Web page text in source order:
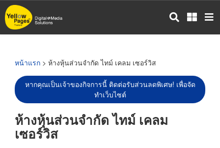
ข้าม
ไป
หน้าแรก > ห้างหุ้นส่วนจำกัด ไทม์ เคลม เซอร์วิส
หากคุณเป็นเจ้าของกิจการนี้ ติดต่อรับส่วนลดพิเศษ! เพื่อจัด
ทำเว็บไซต์
ห้างหุ้นส่วนจำกัด ไทม์ เคลม
เซอร์วิส